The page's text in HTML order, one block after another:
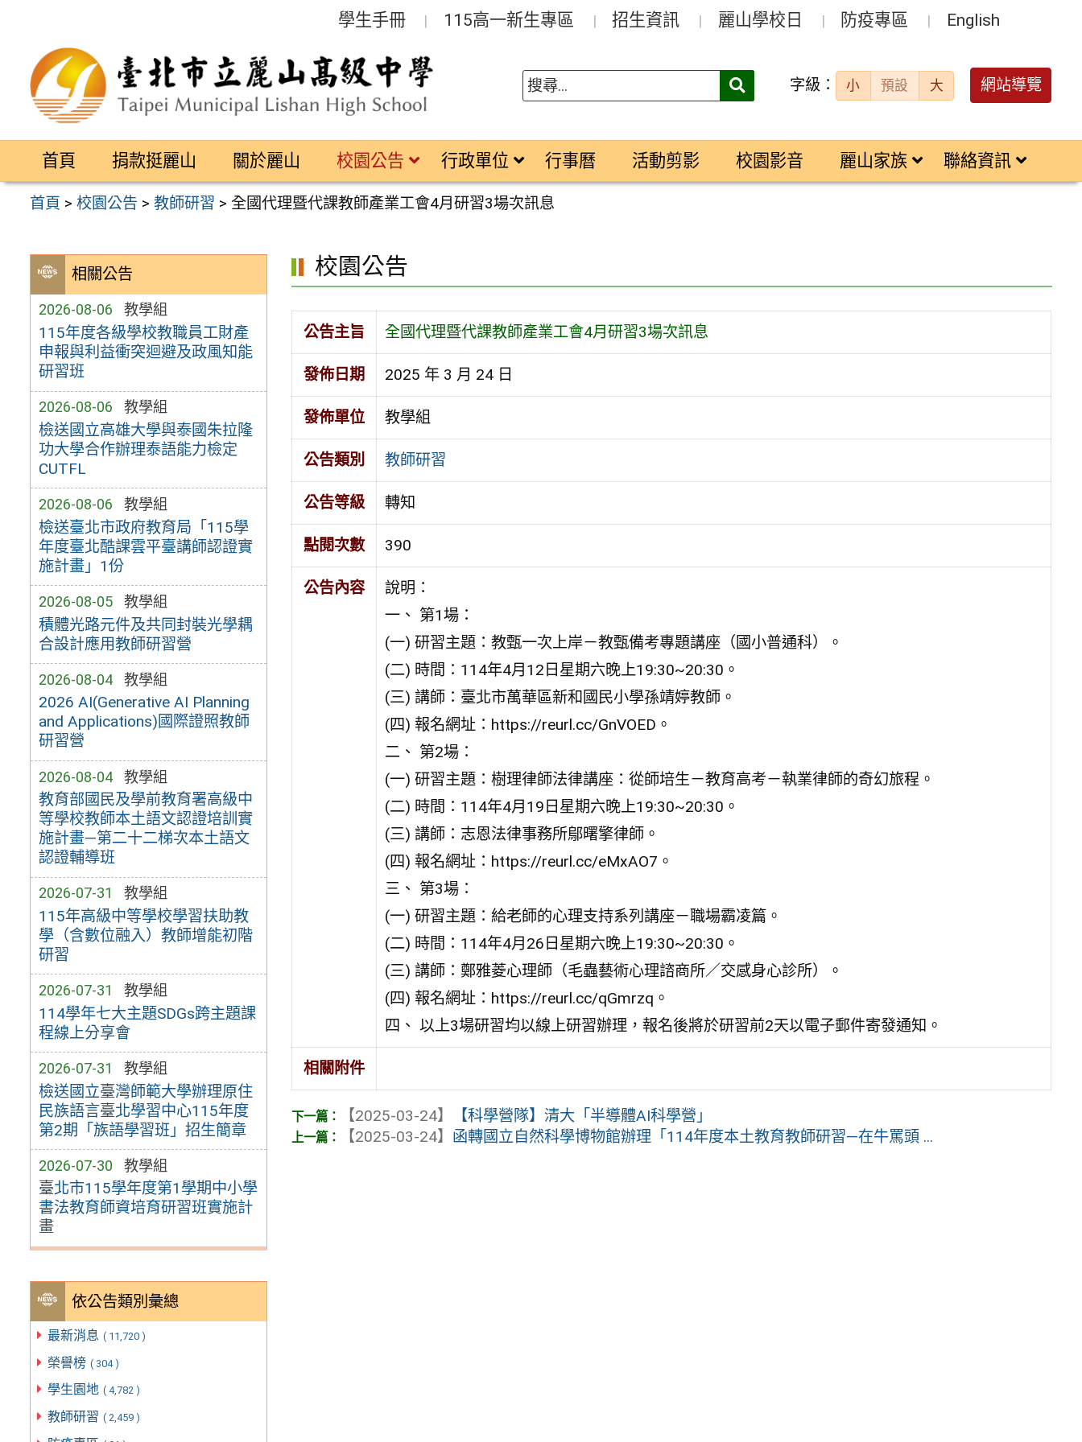
區
學生手冊 115高一新生專區 招生資訊 麗山學校日 防疫專區 English
搜
字級： 小 預設 大 網站導覽
首頁 捐款挺麗山 關於麗山 校園公告 行政單位 行事曆 活動剪影 校園影音 麗山家族 聯絡資訊
首頁 >校園公告 >教師研習 > 全國代理暨代課教師產業工會4月研習3場次訊息
相關公告
2026-08-06 教學組
115年度各級學校教職員工財產
申報與利益衝突迴避及政風知能
研習班
2026-08-06 教學組
檢送國立高雄大學與泰國朱拉隆
功大學合作辦理泰語能力檢定
CUTFL
2026-08-06 教學組
檢送臺北市政府教育局「115學
年度臺北酷課雲平臺講師認證實
施計畫」1份
2026-08-05 教學組
積體光路元件及共同封裝光學耦
合設計應用教師研習營
2026-08-04 教學組
2026 AI(Generative AI Planning
and Applications)國際證照教師
研習營
2026-08-04 教學組
教育部國民及學前教育署高級中
等學校教師本土語文認證培訓實
施計畫—第二十二梯次本土語文
認證輔導班
2026-07-31 教學組
115年高級中等學校學習扶助教
學（含數位融入）教師增能初階
研習
2026-07-31 教學組
114學年七大主題SDGs跨主題課
程線上分享會
2026-07-31 教學組
檢送國立臺灣師範大學辦理原住
民族語言臺北學習中心115年度
第2期「族語學習班」招生簡章
2026-07-30 教學組
臺北市115學年度第1學期中小學
書法教育師資培育研習班實施計
畫
依公告類別彙總
最新消息 ( 11,720 )
榮譽榜 ( 304 )
學生園地 ( 4,782 )
教師研習 ( 2,459 )
校園公告
公告主旨 全國代理暨代課教師產業工會4月研習3場次訊息
發佈日期 2025 年 3 月 24 日
發佈單位 教學組
公告類別 教師研習
公告等級 轉知
點閱次數 390
公告內容
說明：
一、 第1場：
(一) 研習主題：教甄一次上岸－教甄備考專題講座（國小普通科）。
(二) 時間：114年4月12日星期六晚上19:30~20:30。
(三) 講師：臺北市萬華區新和國民小學孫靖婷教師。
(四) 報名網址：https://reurl.cc/GnVOED。
二、 第2場：
(一) 研習主題：樹理律師法律講座：從師培生－教育高考－執業律師的奇幻旅程。
(二) 時間：114年4月19日星期六晚上19:30~20:30。
(三) 講師：志恩法律事務所鄔曙擎律師。
(四) 報名網址：https://reurl.cc/eMxAO7。
三、 第3場：
(一) 研習主題：給老師的心理支持系列講座－職場霸凌篇。
(二) 時間：114年4月26日星期六晚上19:30~20:30。
(三) 講師：鄭雅菱心理師（毛蟲藝術心理諮商所／交感身心診所）。
(四) 報名網址：https://reurl.cc/qGmrzq。
四、 以上3場研習均以線上研習辦理，報名後將於研習前2天以電子郵件寄發通知。
相關附件
【2025-03-24】
【科學營隊】清大「半導體AI科學營」
【2025-03-24】 函轉國立自然科學博物館辦理「114年度本土教育教師研習—在牛罵頭 ...